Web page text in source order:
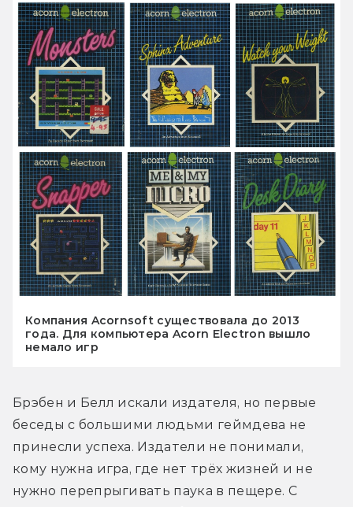
Компания Acornsoft существовала до 2013
года. Для компьютера Acorn Electron вышло
немало игр
Брэбен и Белл искали издателя, но первые
беседы с большими людьми геймдева не
принесли успеха. Издатели не понимали,
кому нужна игра, где нет трёх жизней и не
нужно перепрыгивать паука в пещере. С